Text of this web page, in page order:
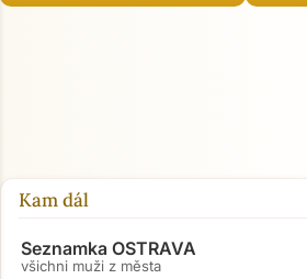
Kam dál
Seznamka OSTRAVA
všichni muži z města